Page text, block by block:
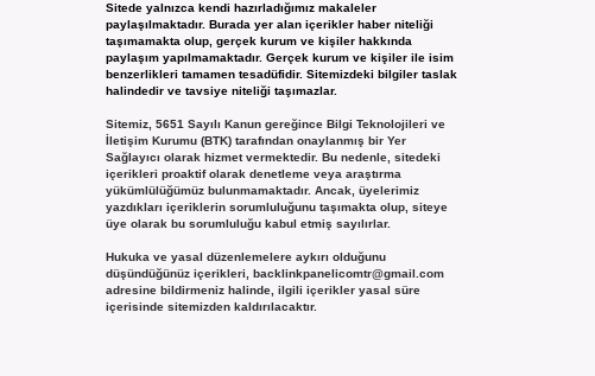
Sitede yalnızca kendi hazırladığımız makaleler
paylaşılmaktadır. Burada yer alan içerikler haber niteliği
taşımamakta olup, gerçek kurum ve kişiler hakkında
paylaşım yapılmamaktadır. Gerçek kurum ve kişiler ile isim
benzerlikleri tamamen tesadüfidir. Sitemizdeki bilgiler taslak
halindedir ve tavsiye niteliği taşımazlar.
Sitemiz, 5651 Sayılı Kanun gereğince Bilgi Teknolojileri ve
İletişim Kurumu (BTK) tarafından onaylanmış bir Yer
Sağlayıcı olarak hizmet vermektedir. Bu nedenle, sitedeki
içerikleri proaktif olarak denetleme veya araştırma
yükümlülüğümüz bulunmamaktadır. Ancak, üyelerimiz
yazdıkları içeriklerin sorumluluğunu taşımakta olup, siteye
üye olarak bu sorumluluğu kabul etmiş sayılırlar.
Hukuka ve yasal düzenlemelere aykırı olduğunu
düşündüğünüz içerikleri, backlinkpanelicomtr@gmail.com
adresine bildirmeniz halinde, ilgili içerikler yasal süre
içerisinde sitemizden kaldırılacaktır.